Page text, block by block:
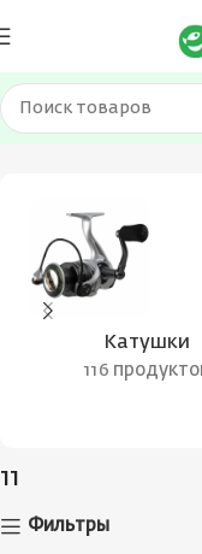
Главная Товар Вес
Катушки
116
11
Фильтры